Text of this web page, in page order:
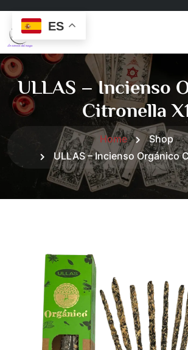
ULLAS – Incienso
Citronella
Home
Shop
ULLAS – Incienso Orgánico
ES